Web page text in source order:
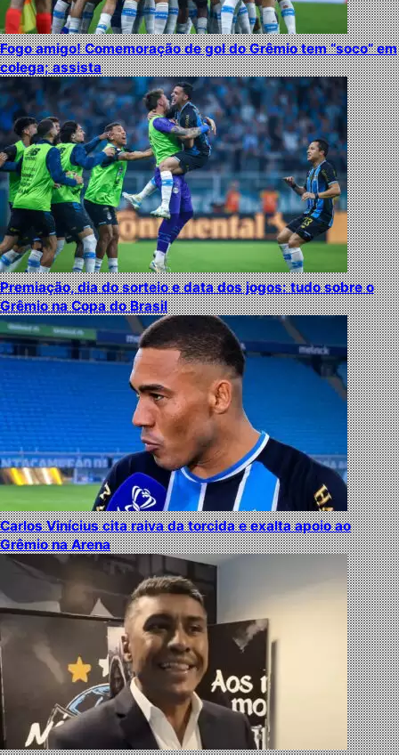
Fogo amigo! Comemoração de gol do Grêmio tem “soco” em
colega; assista
Premiação, dia do sorteio e data dos jogos: tudo sobre o
Grêmio na Copa do Brasil
Carlos Vinícius cita raiva da torcida e exalta apoio ao
Grêmio na Arena